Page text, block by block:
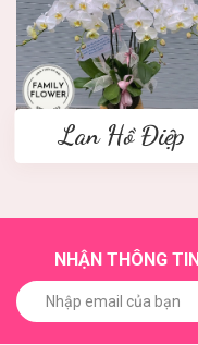
Lan Hồ Điệp
NHẬN THÔNG